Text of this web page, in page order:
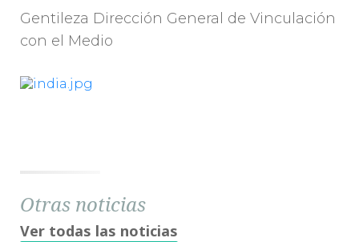
Gentileza Dirección General de Vinculación
con el Medio
Otras noticias
Ver todas las noticias